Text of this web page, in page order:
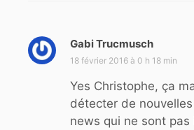
Gabi Trucmusch
i
:
18 février 2016 à 0 h 18 min
Yes Christophe, ça
détecter de
news qui ne sont